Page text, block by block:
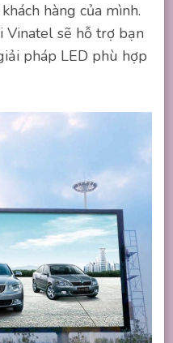
hàng của mình.
Vinatel sẽ hỗ trợ bạn
pháp LED phù hợp